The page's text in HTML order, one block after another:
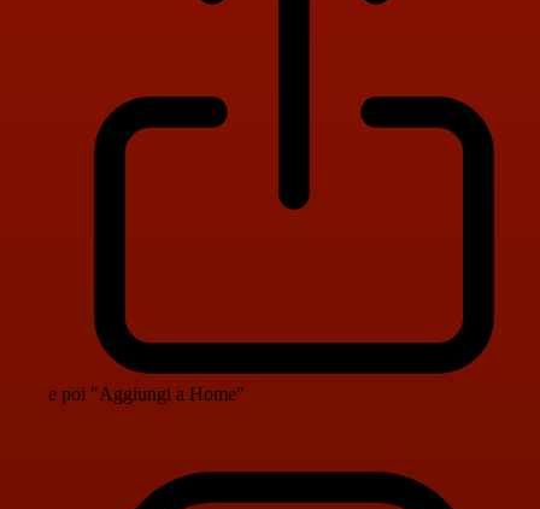
e poi "Aggiungi a Home"